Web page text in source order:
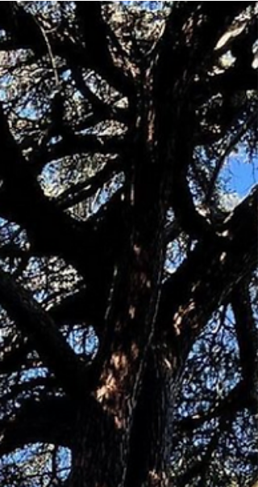
Quais os seus medos?
Quais são os seus medos? Quais são
bloqueios emocionais? Você sabe
identificar seus gatilhos de estresse?
Consegue identificar o que...